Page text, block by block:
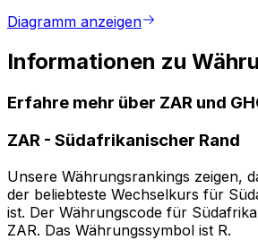
Diagramm anzeigen
Informationen zu
Erfahre mehr über ZAR und
ZAR - Südafrikanischer Rand
Unsere Währungsrankings zeigen,
der beliebteste Wechselkurs für
ist. Der Währungscode für
ZAR. Das Währungssymbol ist R.